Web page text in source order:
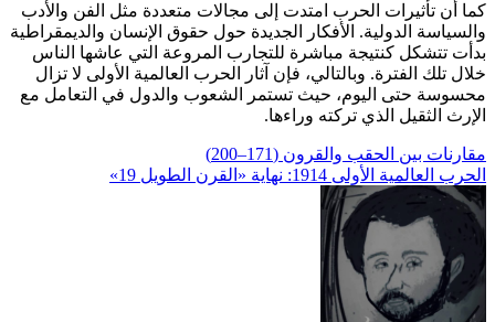
كما أن تأثيرات الحرب امتدت إلى مجالات متعددة مثل الفن والأدب
والسياسة الدولية. الأفكار الجديدة حول حقوق الإنسان والديمقراطية
بدأت تتشكل كنتيجة مباشرة للتجارب المروعة التي عاشها الناس
خلال تلك الفترة. وبالتالي، فإن آثار الحرب العالمية الأولى لا تزال
محسوسة حتى اليوم، حيث تستمر الشعوب والدول في التعامل مع
الإرث الثقيل الذي تركته وراءها.
تصفّح
المقالات
مقارنات بين الحقب والقرون (171–200)
الحرب العالمية الأولى 1914: نهاية «القرن الطويل 19»